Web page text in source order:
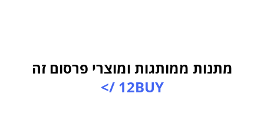
מתנות ממותגות ומוצרי פרסום זה
12BUY />